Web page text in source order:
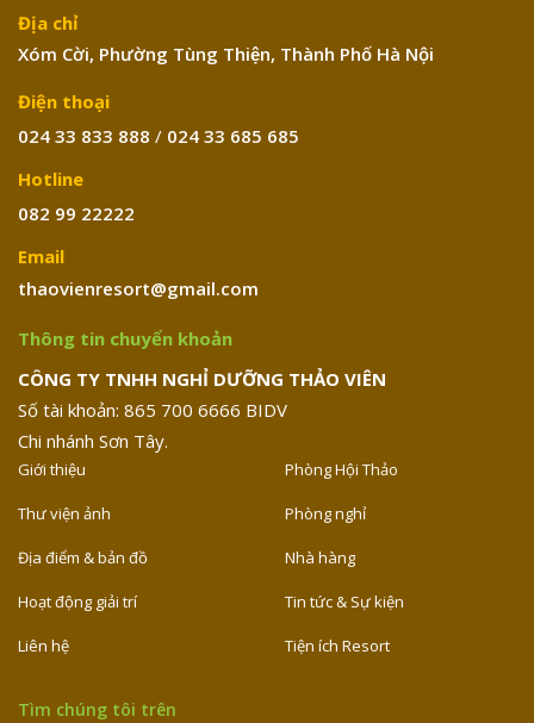
Địa chỉ
Xóm Cời, Phường Tùng Thiện, Thành Phố Hà Nội
Điện thoại
024 33 833 888 / 024 33 685 685
Hotline
082 99 22222
Email
thaovienresort@gmail.com
Thông tin chuyển khoản
CÔNG TY TNHH NGHỈ DƯỠNG THẢO VIÊN
Số tài khoản: 865 700 6666 BIDV
Chi nhánh Sơn Tây.
Giới thiệu Phòng Hội Thảo
Thư viện ảnh Phòng nghỉ
Địa điểm & bản đồ Nhà hàng
Hoạt động giải trí Tin tức & Sự kiện
Liên hệ Tiện ích Resort
Tìm chúng tôi trên